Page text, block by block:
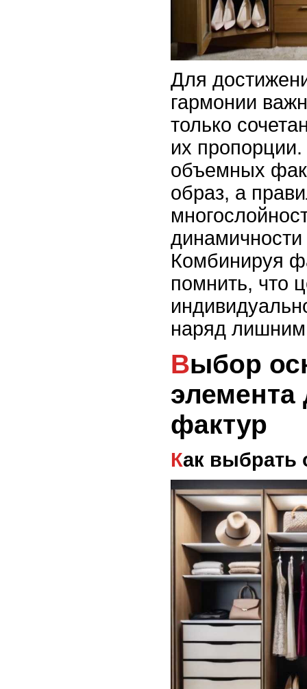
Для
гармонии
только
их
объемных
образ, а
динамичности
Комбинируя
помнить, что
наряд
Выбор основного
элемента
фактур
Как